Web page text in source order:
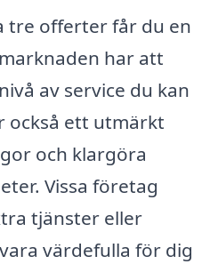
tre offerter får du en
har att
av service du kan
också ett utmärkt
och klargöra
Vissa företag
tjänster eller
värdefulla för dig